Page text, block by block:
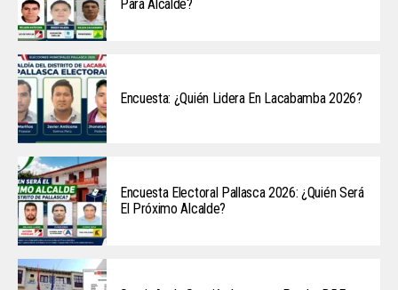
Para Alcalde?
Encuesta: ¿Quién Lidera En Lacabamba 2026?
Encuesta Electoral Pallasca 2026: ¿Quién Será
El Próximo Alcalde?